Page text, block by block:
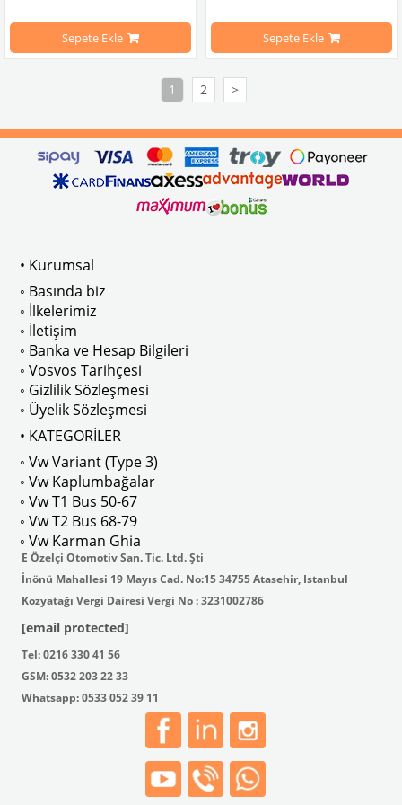
T1-T2 Minibüsler ile Uyumludur.
Karmann-Variant Modelleri ile Uyumludur.
Sepete Ekle Tüm Model Yılları İle Uyumludur
1100-1200-1300-1302-1303 Tip
T1-T2 Minibüsler ile Uyumludur
Karmann-Variant Modelleri ile
Sepete Ekle
1 2 >
• Kurumsal
◦ Basında biz
◦ İlkelerimiz
◦ İletişim
◦ Banka ve Hesap Bilgileri
◦ Vosvos Tarihçesi
◦ Gizlilik Sözleşmesi
◦ Üyelik Sözleşmesi
• KATEGORİLER
◦ Vw Variant (Type 3)
◦ Vw Kaplumbağalar
◦ Vw T1 Bus 50-67
◦ Vw T2 Bus 68-79
◦ Vw Karman Ghia
E Özelçi Otomotiv San. Tic. Ltd. Şti
İnönü Mahallesi 19 Mayıs Cad. No:15 34755 Atasehir, Istanbul
Kozyatağı Vergi Dairesi Vergi No : 3231002786
[email protected]
Tel: 0216 330 41 56
GSM: 0532 203 22 33
Whatsapp: 0533 052 39 11